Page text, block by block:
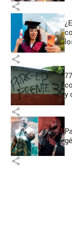
share
share
y
share
share